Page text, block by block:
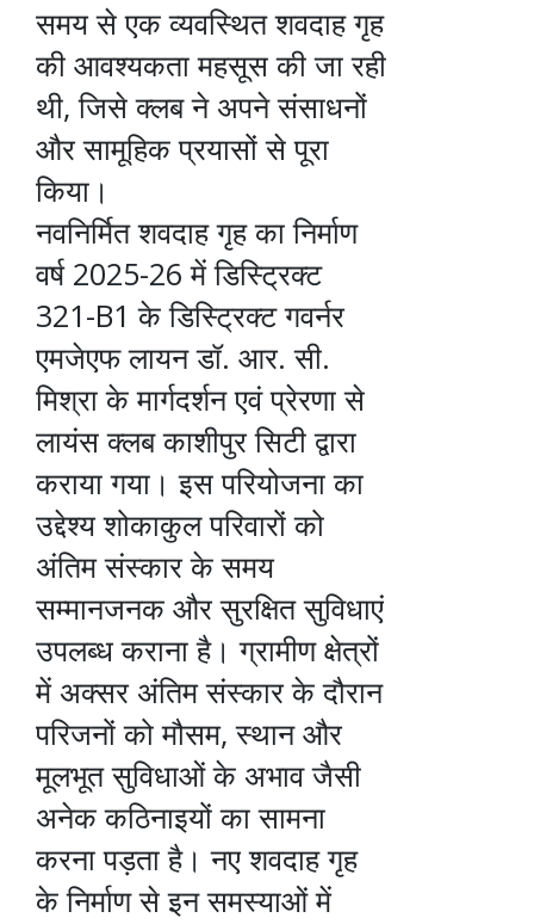
समय से एक व्यवस्थित शवदाह गृह
की आवश्यकता महसूस की जा रही
थी, जिसे क्लब ने अपने संसाधनों
और सामूहिक प्रयासों से पूरा
किया।
नवनिर्मित शवदाह गृह का निर्माण
वर्ष 2025-26 में डिस्ट्रिक्ट
321-B1 के डिस्ट्रिक्ट गवर्नर
एमजेएफ लायन डॉ. आर. सी.
मिश्रा के मार्गदर्शन एवं प्रेरणा से
लायंस क्लब काशीपुर सिटी द्वारा
कराया गया। इस परियोजना का
उद्देश्य शोकाकुल परिवारों को
अंतिम संस्कार के समय
सम्मानजनक और सुरक्षित सुविधाएं
उपलब्ध कराना है। ग्रामीण क्षेत्रों
में अक्सर अंतिम संस्कार के दौरान
परिजनों को मौसम, स्थान और
मूलभूत सुविधाओं के अभाव जैसी
अनेक कठिनाइयों का सामना
करना पड़ता है। नए शवदाह गृह
के निर्माण से इन समस्याओं में